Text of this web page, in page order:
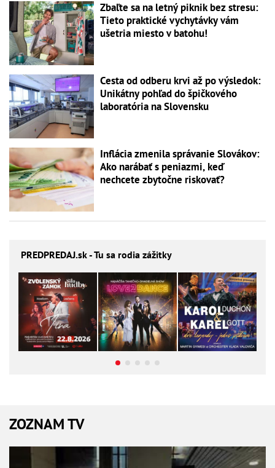
Zbaľte sa na letný piknik bez stresu:
Tieto praktické vychytávky vám
ušetria miesto v batohu!
Cesta od odberu krvi až po výsledok:
Unikátny pohľad do špičkového
laboratória na Slovensku
Inflácia zmenila správanie Slovákov:
Ako narábať s peniazmi, keď
nechcete zbytočne riskovať?
PREDPREDAJ.sk - Tu sa rodia zážitky
ZOZNAM TV